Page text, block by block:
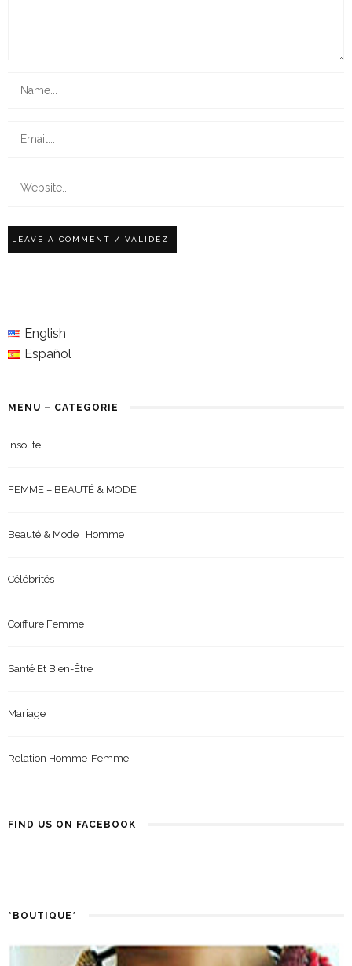
English
Español
MENU – CATEGORIE
Insolite
FEMME – BEAUTÉ & MODE
Beauté & Mode | Homme
Célébrités
Coiffure Femme
Santé Et Bien-Être
Mariage
Relation Homme-Femme
FIND US ON FACEBOOK
*BOUTIQUE*